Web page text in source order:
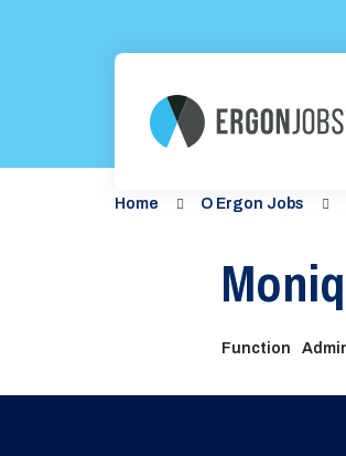
Home O Ergon Jobs
Function